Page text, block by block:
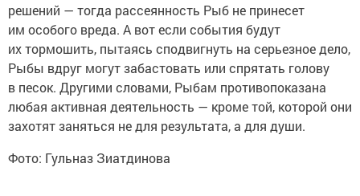
решений — тогда рассеянность Рыб не принесет
им особого вреда. А вот если события будут
их тормошить, пытаясь сподвигнуть на серьезное дело,
Рыбы вдруг могут забастовать или спрятать голову
в песок. Другими словами, Рыбам противопоказана
любая активная деятельность — кроме той, которой они
захотят заняться не для результата, а для души.
Фото: Гульназ Зиатдинова